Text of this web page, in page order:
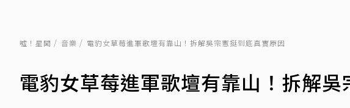
噓！星聞 音樂 電豹女草莓進軍歌壇有靠山！拆解吳宗憲挺到底真實原因
電豹女草莓進軍歌壇有靠山！拆解